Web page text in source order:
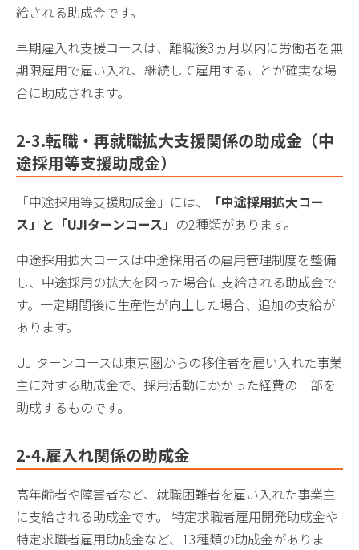
給される助成金です。
早期雇入れ支援コースは、離職後3ヵ月以内に労働者を無
期限雇用で雇い入れ、継続して雇用することが確実な場
合に助成されます。
2-3.転職・再就職拡大支援関係の助成金（中
途採用等支援助成金）
「中途採用等支援助成金」には、
「中途採用拡大コー
ス」と「UJIターンコース」 の2種類があります。
中途採用拡大コースは中途採用者の雇用管理制度を整備
し、中途採用の拡大を図った場合に支給される助成金で
す。一定期間後に生産性が向上した場合、追加の支給が
あります。
UJIターンコースは東京圏からの移住者を雇い入れた事業
主に対する助成金で、採用活動にかかった経費の一部を
助成するものです。
2-4.雇入れ関係の助成金
高年齢者や障害者など、就職困難者を雇い入れた事業主
に支給される助成金です。 特定求職者雇用開発助成金や
特定求職者雇用助成金など、13種類の助成金がありま